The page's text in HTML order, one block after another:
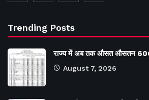
Trending Posts
राज्य में अब तक औसत औसतन 606.4
August 7, 2026